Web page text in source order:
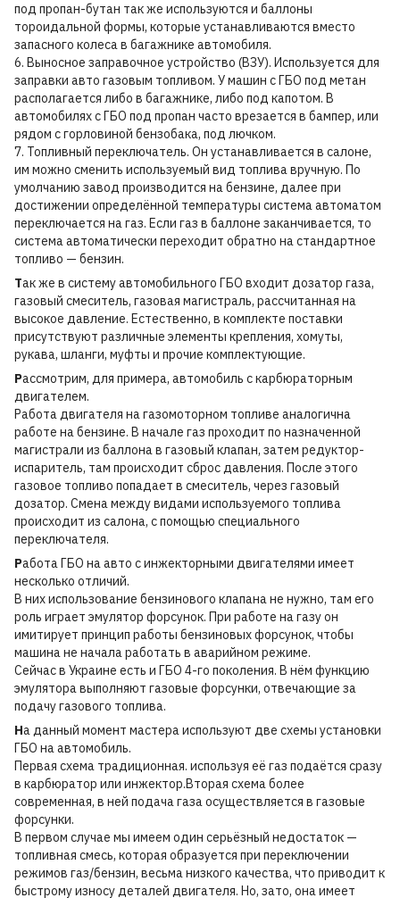
под пропан-бутан так же используются и баллоны
тороидальной формы, которые устанавливаются вместо
запасного колеса в багажнике автомобиля.
6. Выносное заправочное устройство (ВЗУ). Используется для
заправки авто газовым топливом. У машин с ГБО под метан
располагается либо в багажнике, либо под капотом. В
автомобилях с ГБО под пропан часто врезается в бампер, или
рядом с горловиной бензобака, под лючком.
7. Топливный переключатель. Он устанавливается в салоне,
им можно сменить используемый вид топлива вручную. По
умолчанию завод производится на бензине, далее при
достижении определённой температуры система автоматом
переключается на газ. Если газ в баллоне заканчивается, то
система автоматически переходит обратно на стандартное
топливо — бензин.
Так же в систему автомобильного ГБО входит дозатор газа,
газовый смеситель, газовая магистраль, рассчитанная на
высокое давление. Естественно, в комплекте поставки
присутствуют различные элементы крепления, хомуты,
рукава, шланги, муфты и прочие комплектующие.
Рассмотрим, для примера, автомобиль с карбюраторным
двигателем.
Работа двигателя на газомоторном топливе аналогична
работе на бензине. В начале газ проходит по назначенной
магистрали из баллона в газовый клапан, затем редуктор-
испаритель, там происходит сброс давления. После этого
газовое топливо попадает в смеситель, через газовый
дозатор. Смена между видами используемого топлива
происходит из салона, с помощью специального
переключателя.
Работа ГБО на авто с инжекторными двигателями имеет
несколько отличий.
В них использование бензинового клапана не нужно, там его
роль играет эмулятор форсунок. При работе на газу он
имитирует принцип работы бензиновых форсунок, чтобы
машина не начала работать в аварийном режиме.
Сейчас в Украине есть и ГБО 4-го поколения. В нём функцию
эмулятора выполняют газовые форсунки, отвечающие за
подачу газового топлива.
На данный момент мастера используют две схемы установки
ГБО на автомобиль.
Первая схема традиционная. используя её газ подаётся сразу
в карбюратор или инжектор.Вторая схема более
современная, в ней подача газа осуществляется в газовые
форсунки.
В первом случае мы имеем один серьёзный недостаток —
топливная смесь, которая образуется при переключении
режимов газ/бензин, весьма низкого качества, что приводит к
быстрому износу деталей двигателя. Но, зато, она имеет